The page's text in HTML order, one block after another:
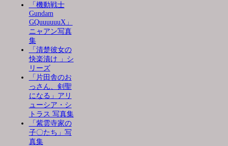
「機動戦士
Gundam
GQuuuuuuX」
ニャアン写真
集
「清楚彼女の
快楽漬け 」シ
リーズ
「片田舎のお
っさん、剣聖
になる」アリ
ューシア・シ
トラス 写真集
「紫雲寺家の
子〇たち」写
真集